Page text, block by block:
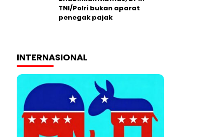
TNI/Polri bukan aparat
penegak pajak
INTERNASIONAL